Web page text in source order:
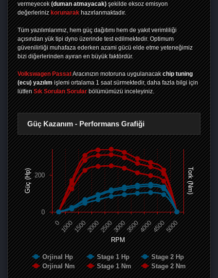
vermeyecek (duman atmayacak) şekilde eksoz emisyon
değerleriniz korunarak hazırlanmaktadır.
Tüm yazılımlarımız, hem güç dağıtımı hem de yakıt verimliliği
açısından yük tipi dyno üzerinde test edilmektedir. Optimum
güvenilirliği muhafaza ederken azami gücü elde etme yeteneğimiz
bizi diğerlerinden ayıran en büyük faktördür.
Volkswagen PassatAracınızın motoruna uygulanacak chip tuning
(ecu) yazılım işlemi ortalama 1 saat sürmektedir, daha fazla bilgi için
lütfen Sık Sorulan Sorular bölümümüzü inceleyiniz.
Güç Kazanım - Performans Grafiği
RPM
Güç (Hp) Tork (Nm)
Orjinal Hp Stage 1 Hp
Stage 2 Hp
Orjinal Nm
Stage 1 Nm Stage 2 Nm
0 100015002000250030003500400045005000
0
200